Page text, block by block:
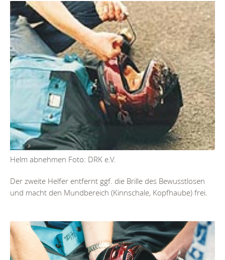
Helm abnehmen Foto: DRK e.V.
Der zweite Helfer entfernt ggf. die Brille des Bewusstlosen
und macht den Mundbereich (Kinnschale, Kopfhaube) frei.